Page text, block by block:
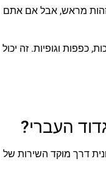
מראש, אבל אם אתם
כפפות וגופיות. זה יכול
העברי?
דרך מוקד השירות של